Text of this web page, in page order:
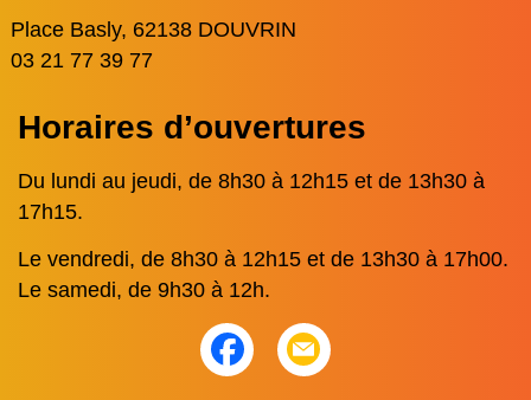
Place Basly, 62138 DOUVRIN
03 21 77 39 77
Horaires d’ouvertures
Du lundi au jeudi, de 8h30 à 12h15 et de 13h30 à
17h15.
Le vendredi, de 8h30 à 12h15 et de 13h30 à 17h00.
Le samedi, de 9h30 à 12h.